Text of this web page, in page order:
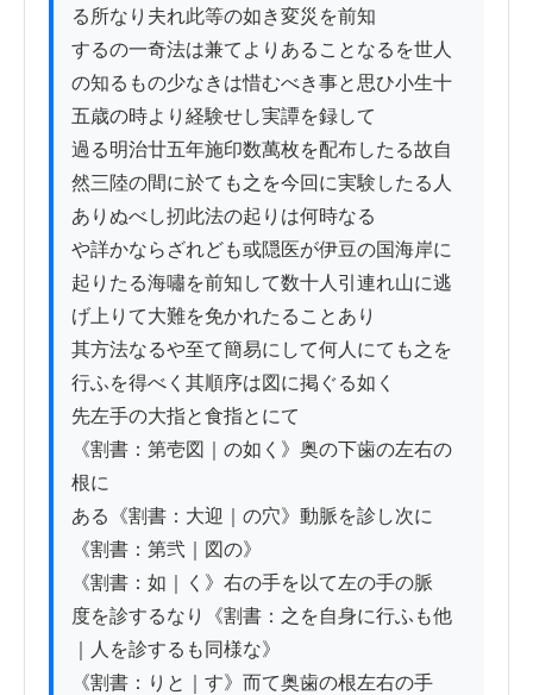
る所なり夫れ此等の如き変災を前知
するの一奇法は兼てよりあることなるを世人
の知るもの少なきは惜むべき事と思ひ小生十
五歳の時より経験せし実譚を録して
過る明治廿五年施印数萬枚を配布したる故自
然三陸の間に於ても之を今回に実験したる人
ありぬべし扨此法の起りは何時なる
や詳かならざれども或隠医が伊豆の国海岸に
起りたる海嘯を前知して数十人引連れ山に逃
げ上りて大難を免かれたることあり
其方法なるや至て簡易にして何人にても之を
行ふを得べく其順序は図に掲ぐる如く
先左手の大指と食指とにて
《割書：第壱図｜の如く》奥の下歯の左右の
根に
ある《割書：大迎｜の穴》動脈を診し次に
《割書：第弐｜図の》
《割書：如｜く》右の手を以て左の手の脈
度を診するなり《割書：之を自身に行ふも他
｜人を診するも同様な》
《割書：りと｜す》而て奥歯の根左右の手